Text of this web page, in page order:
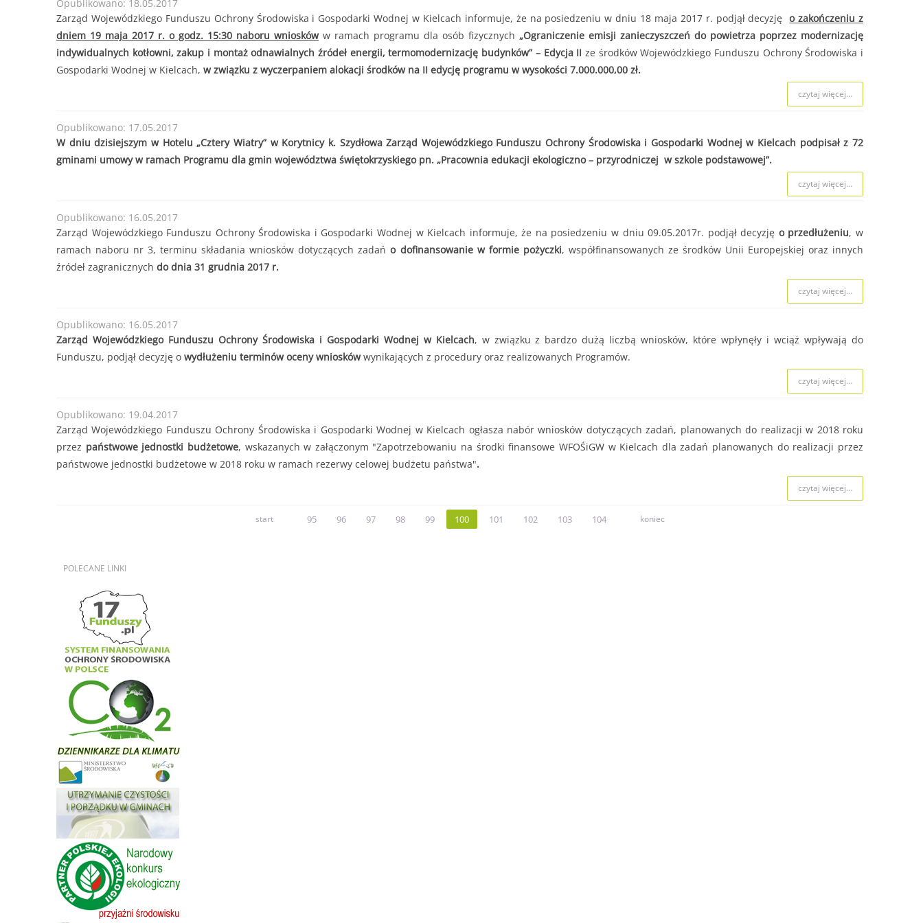
200 000,00 zł
........
Forma dofinansowania:
Termin przyjmowania wniosków:od 30.06.2025 r. do 11.07.2025r. do godziny 15:30
lub do czasu wyczerpania kwoty naboru.
Kwota naboru na 2025r. na zadania bieżące:112 000,00 zł
Maksymalna kwota dofinansowania na jedno przedsięwzięcie objęte wnioskiem nie może przekroczyć
Opublikowano: 18.05.2017
Zarząd Wojewódzkiego Funduszu Ochrony Środowiska i Gospodarki Wodnej w Kielcach informuje, że na posiedzeniu w dniu 18 maja 2017 r. podjął decyzjęo zakończeniu z
dniem 19 maja 2017 r. o godz. 15:30 naboru wnioskóww ramach programu dla osób fizycznych „Ograniczenie emisji zanieczyszczeń do powietrza poprzez modernizację
indywidualnych kotłowni, zakup i montaż odnawialnych źródeł energii, termomodernizację budynków” – Edycja II ze środków Wojewódzkiego Funduszu Ochrony Środowiska i
Gospodarki Wodnej w Kielcach, w związku z wyczerpaniem alokacji środków na II edycję programu w wysokości 7.000.000,00 zł.
czytaj więcej...
Opublikowano: 17.05.2017
W dniu dzisiejszym w Hotelu „Cztery Wiatry” w Korytnicy k. Szydłowa Zarząd Wojewódzkiego Funduszu Ochrony Środowiska i Gospodarki Wodnej w Kielcach podpisał z 72
gminami umowy w ramach Programu dla gmin województwa świętokrzyskiego pn. „Pracownia edukacji ekologiczno – przyrodniczej w szkole podstawowej”.
czytaj więcej...
Opublikowano: 16.05.2017
Zarząd Wojewódzkiego Funduszu Ochrony Środowiska i Gospodarki Wodnej w Kielcach informuje, że na posiedzeniu w dniu 09.05.2017r. podjął decyzję o przedłużeniu, w
ramach naboru nr 3, terminu składania wniosków dotyczących zadańo dofinansowanie w formie pożyczki, współfinansowanych ze środków Unii Europejskiej oraz innych
źródeł zagranicznych do dnia 31 grudnia 2017 r.
czytaj więcej...
Opublikowano: 16.05.2017
Zarząd Wojewódzkiego Funduszu Ochrony Środowiska i Gospodarki Wodnej w Kielcach, w związku z bardzo dużą liczbą wniosków, które wpłynęły i wciąż wpływają do
Funduszu, podjął decyzję o wydłużeniu terminów oceny wnioskówwynikających z procedury oraz realizowanych Programów.
czytaj więcej...
Opublikowano: 19.04.2017
Zarząd Wojewódzkiego Funduszu Ochrony Środowiska i Gospodarki Wodnej w Kielcach ogłasza nabór wniosków dotyczących zadań, planowanych do realizacji w 2018 roku
przez państwowe jednostki budżetowe, wskazanych w załączonym "Zapotrzebowaniu na środki finansowe WFOŚiGW w Kielcach dla zadań planowanych do realizacji przez
państwowe jednostki budżetowe w 2018 roku w ramach rezerwy celowej budżetu państwa".
czytaj więcej...
start 95 96 97 98 99 100 101 102 103 104 koniec
POLECANE LINKI